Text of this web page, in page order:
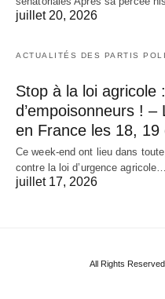
juillet 20, 2026
ACTUALITÉS DES PARTIS
Stop à la loi agricole
d’empoisonneurs !
en France les 18, 19
Ce week-end ont lieu dans
contre la loi d’urgence agricole…
juillet 17, 2026
All Rights Reserved